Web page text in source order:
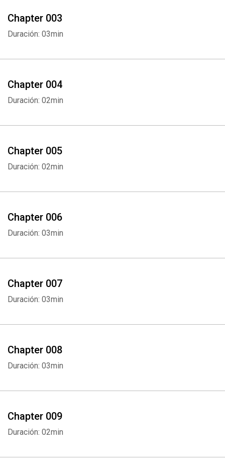
Chapter 003
Duración: 03min
Chapter 004
Duración: 02min
Chapter 005
Duración: 02min
Chapter 006
Duración: 03min
Chapter 007
Duración: 03min
Chapter 008
Duración: 03min
Chapter 009
Duración: 02min